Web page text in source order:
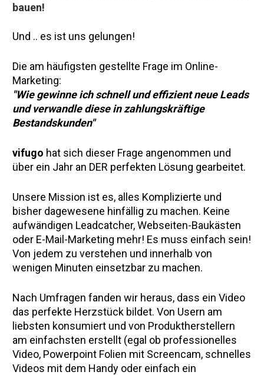
bauen!
Und .. es ist uns gelungen!
Die am häufigsten gestellte Frage im Online-
Marketing:
"Wie gewinne ich schnell und effizient neue Leads
und verwandle diese in zahlungskräftige
Bestandskunden"
vifugo hat sich dieser Frage angenommen und
über ein Jahr an DER perfekten Lösung gearbeitet.
Unsere Mission ist es, alles Komplizierte und
bisher dagewesene hinfällig zu machen. Keine
aufwändigen Leadcatcher, Webseiten-Baukästen
Von jedem zu verstehen und innerhalb von
wenigen Minuten einsetzbar zu machen.
Nach Umfragen fanden wir heraus, dass ein Video
das perfekte Herzstück bildet. Von Usern am
liebsten konsumiert und von Produktherstellern
am einfachsten erstellt (egal ob professionelles
Video, Powerpoint Folien mit Screencam, schnelles
Videos mit dem Handy oder einfach ein